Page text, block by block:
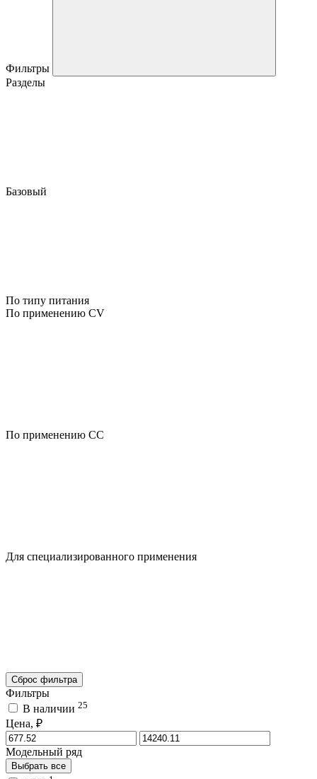
Фильтры
Разделы
Базовый
По типу питания
По применению CV
По применению CC
Для специализированного применения
Сброс фильтра
Фильтры
В наличии 25
Цена, ₽
Модельный ряд
Выбрать все